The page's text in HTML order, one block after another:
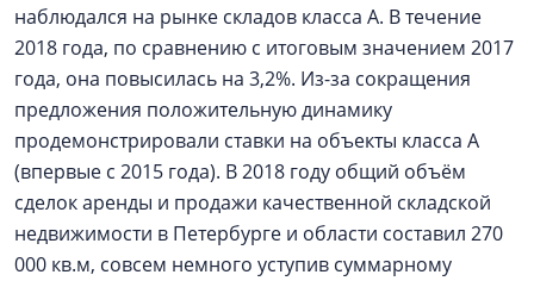
наблюдался на рынке складов класса А. В течение
2018 года, по сравнению с итоговым значением 2017
года, она повысилась на 3,2%. Из-за сокращения
предложения положительную динамику
продемонстрировали ставки на объекты класса А
(впервые с 2015 года). В 2018 году общий объём
сделок аренды и продажи качественной складской
недвижимости в Петербурге и области составил 270
000 кв.м, совсем немного уступив суммарному